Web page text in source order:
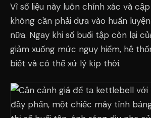
Vì số liệu này luôn chính xác và
không cần phải dựa vào huấn
nữa. Ngay khi số buổi tập còn lại
giảm xuống mức nguy hiểm, hệ
biết và có thể xử lý kịp thời.